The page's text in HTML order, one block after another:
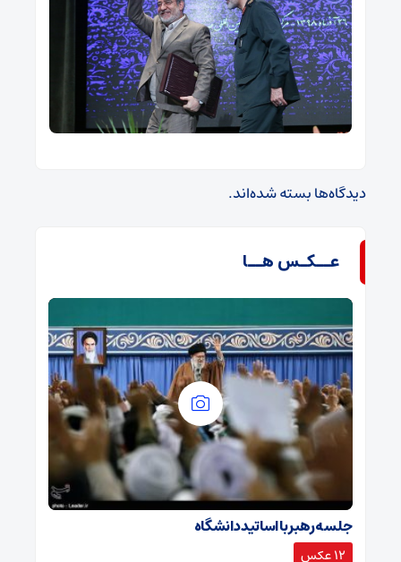
دیدگاه‌ها بسته شده‌اند.
عــکـس هــا
جلسه رهبر با اساتید دانشگاه
12 عکس